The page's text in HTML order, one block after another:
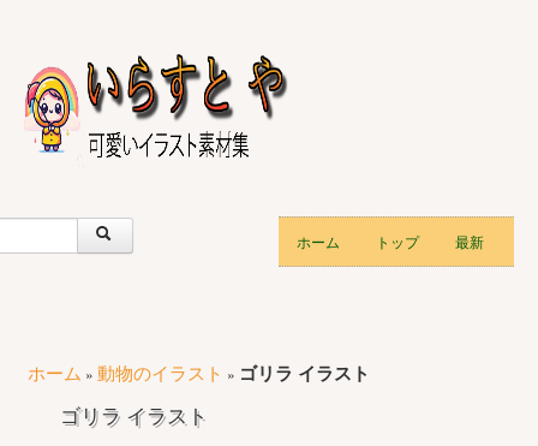
ホーム トップ 最新
ホーム » 動物のイラスト » ゴリラ イラスト
ゴリラ イラスト